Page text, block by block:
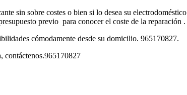
sin sobre costes o bien si lo desea su electrodoméstico
previo para conocer el coste de la reparación .
cómodamente desde su domicilio. 965170827.
contáctenos.965170827